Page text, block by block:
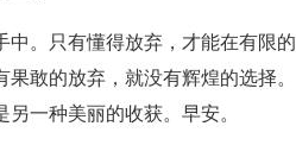
中。只有懂得放弃，才能在有限的
敢的放弃，就没有辉煌的选择。
一种美丽的收获。早安。